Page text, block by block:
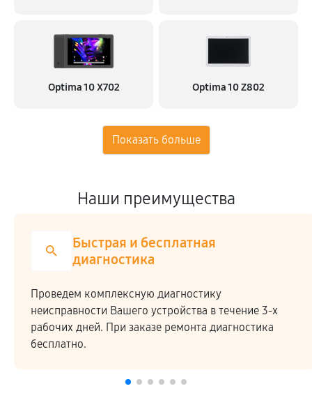
Optima 10 X702 Optima 10 Z802
Наши преимущества
Быстрая и бесплатная
диагностика
Проведем комплексную диагностику
неисправности Вашего устройства в течение 3-х
рабочих дней. При заказе ремонта диагностика
бесплатно.